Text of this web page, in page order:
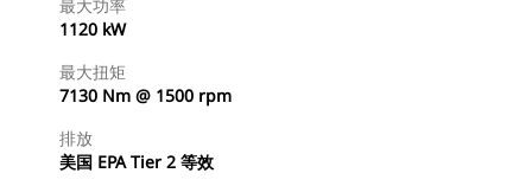
最大功率
1120 kW
最大扭矩
7130 Nm @ 1500 rpm
排放
美国 EPA Tier 2 等效